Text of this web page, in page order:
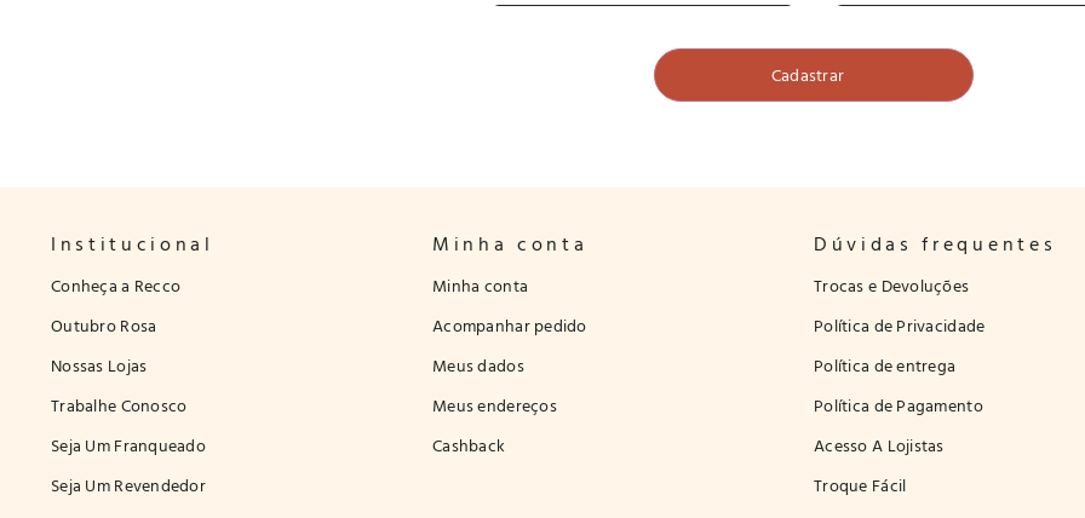
Institucional
Conheça a Recco
Outubro Rosa
Nossas Lojas
Trabalhe Conosco
Seja Um Franqueado
Seja Um Revendedor
Minha conta
Minha conta
Acompanhar pedido
Meus dados
Meus endereços
Cashback
Dúvidas frequentes
Trocas e Devoluções
Política de Privacidade
Política de entrega
Política de Pagamento
Acesso A Lojistas
Troque Fácil